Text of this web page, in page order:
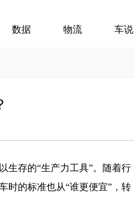
数据 物流 车说
生存的“生产力工具”。随着行
时的标准也从“谁更便宜”，转